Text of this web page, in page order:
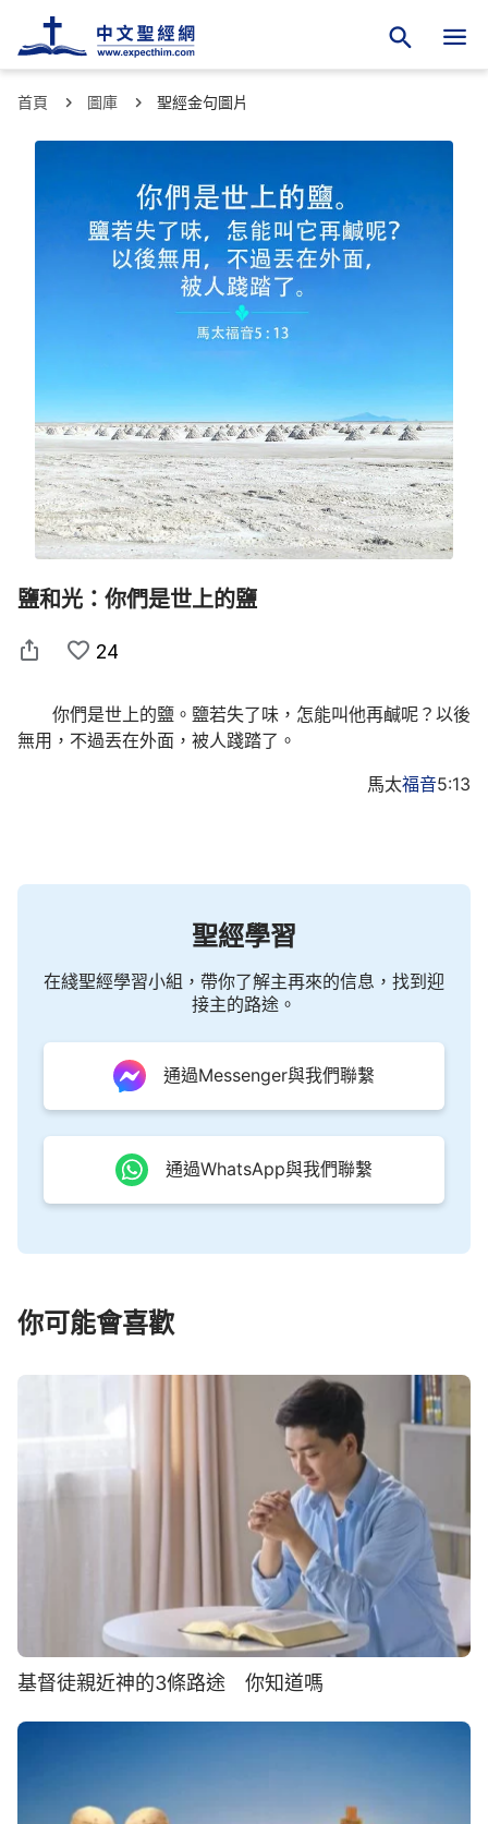
首頁 圖庫 聖經金句圖片
鹽和光：你們是世上的鹽
24
你們是世上的鹽。鹽若失了味，怎能叫他再鹹呢？以後
無用，不過丟在外面，被人踐踏了。
馬太福音5:13
聖經學習
在綫聖經學習小組，帶你了解主再來的信息，找到迎
接主的路途。
通過Messenger與我們聯繫
通過WhatsApp與我們聯繫
你可能會喜歡
基督徒親近神的3條路途 你知道嗎